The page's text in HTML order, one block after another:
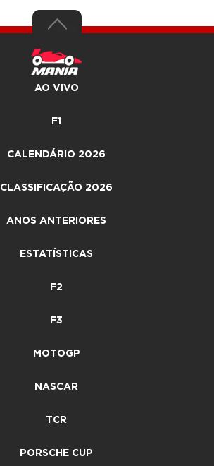
AO VIVO
F1
CALENDÁRIO 2026
CLASSIFICAÇÃO 2026
ANOS ANTERIORES
ESTATÍSTICAS
F2
F3
MOTOGP
NASCAR
TCR
PORSCHE CUP